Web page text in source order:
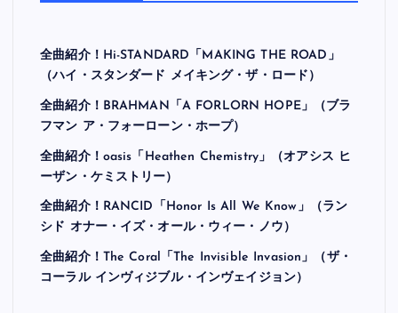
全曲紹介！Hi-STANDARD「MAKING THE ROAD」
（ハイ・スタンダード メイキング・ザ・ロード）
全曲紹介！BRAHMAN「A FORLORN HOPE」（ブラ
フマン ア・フォーローン・ホープ）
全曲紹介！oasis「Heathen Chemistry」（オアシス ヒ
ーザン・ケミストリー）
全曲紹介！RANCID「Honor Is All We Know」（ラン
シド オナー・イズ・オール・ウィー・ノウ）
全曲紹介！The Coral「The Invisible Invasion」（ザ・
コーラル インヴィジブル・インヴェイジョン）